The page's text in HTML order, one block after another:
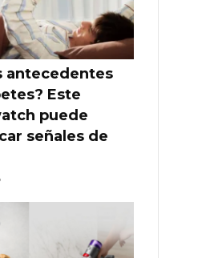
antecedentes
Este
puede
señales de